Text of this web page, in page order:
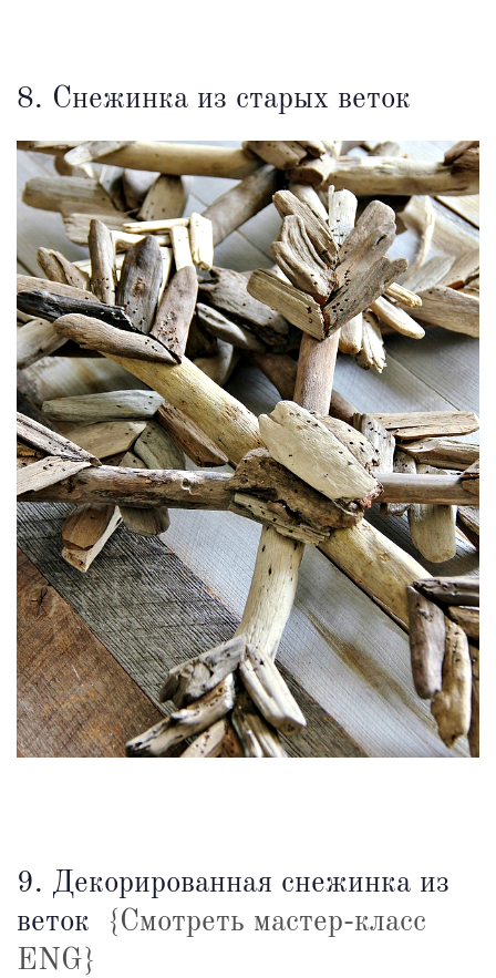
8. Снежинка из старых веток
9. Декорированная снежинка из
веток
{Смотреть мастер-класс
ENG}